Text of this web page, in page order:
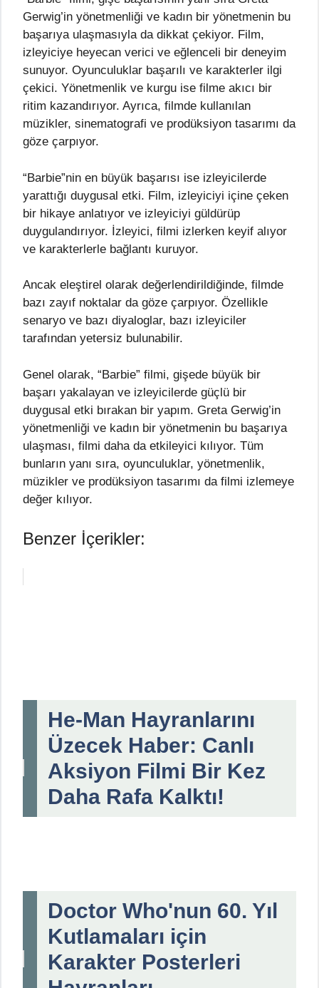
Gerwig’in yönetmenliği ve kadın bir yönetmenin bu
başarıya ulaşmasıyla da dikkat çekiyor. Film,
izleyiciye heyecan verici ve eğlenceli bir deneyim
sunuyor. Oyunculuklar başarılı ve karakterler ilgi
çekici. Yönetmenlik ve kurgu ise filme akıcı bir
ritim kazandırıyor. Ayrıca, filmde kullanılan
müzikler, sinematografi ve prodüksiyon tasarımı da
göze çarpıyor.
“Barbie”nin en büyük başarısı ise izleyicilerde
yarattığı duygusal etki. Film, izleyiciyi içine çeken
bir hikaye anlatıyor ve izleyiciyi güldürüp
duygulandırıyor. İzleyici, filmi izlerken keyif alıyor
ve karakterlerle bağlantı kuruyor.
Ancak eleştirel olarak değerlendirildiğinde, filmde
bazı zayıf noktalar da göze çarpıyor. Özellikle
senaryo ve bazı diyaloglar, bazı izleyiciler
tarafından yetersiz bulunabilir.
Genel olarak, “Barbie” filmi, gişede büyük bir
başarı yakalayan ve izleyicilerde güçlü bir
duygusal etki bırakan bir yapım. Greta Gerwig’in
yönetmenliği ve kadın bir yönetmenin bu başarıya
ulaşması, filmi daha da etkileyici kılıyor. Tüm
bunların yanı sıra, oyunculuklar, yönetmenlik,
müzikler ve prodüksiyon tasarımı da filmi izlemeye
değer kılıyor.
Benzer İçerikler:
He-Man Hayranlarını
Üzecek Haber: Canlı
Aksiyon Filmi Bir Kez
Daha Rafa Kalktı!
Doctor Who'nun 60. Yıl
Kutlamaları için
Karakter Posterleri